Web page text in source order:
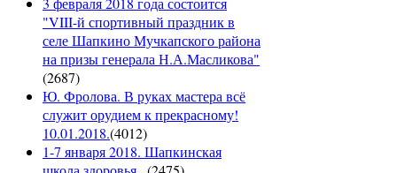
"VIII-й спортивный праздник в
селе Шапкино Мучкапского района
на призы генерала Н.А.Масликова"
(2687)
Ю. Фролова. В руках мастера всё
служит орудием к прекрасному!
10.01.2018.(4012)
1-7 января 2018. Шапкинская